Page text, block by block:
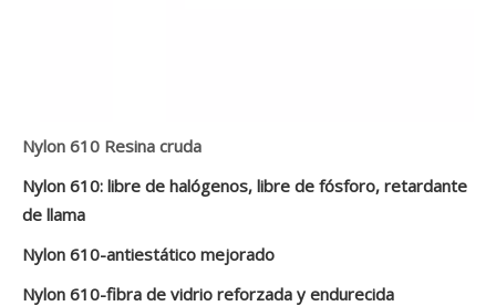
Nylon 610 Resina cruda
Nylon 610: libre de halógenos, libre de fósforo, retardante
de llama
Nylon 610-antiestático mejorado
Nylon 610-fibra de vidrio reforzada y endurecida